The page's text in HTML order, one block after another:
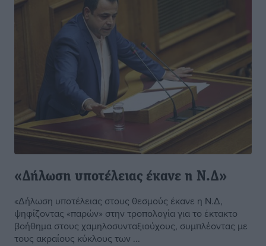
«Δήλωση υποτέλειας έκανε η Ν.Δ»
«Δήλωση υποτέλειας στους θεσμούς έκανε η Ν.Δ,
ψηφίζοντας «παρών» στην τροπολογία για το έκτακτο
βοήθημα στους χαμηλοσυνταξιούχους, συμπλέοντας με
τους ακραίους κύκλους των ...